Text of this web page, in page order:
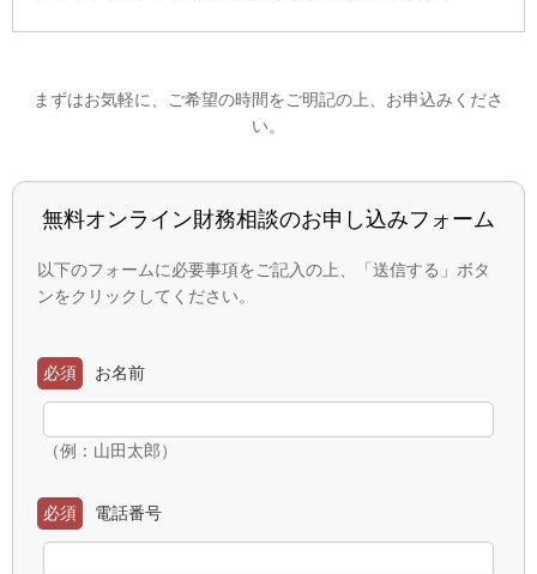
まずはお気軽に、ご希望の時間をご明記の上、お申込みくださ
い。
無料オンライン財務相談のお申し込みフォーム
以下のフォームに必要事項をご記入の上、「送信する」ボタ
ンをクリックしてください。
お名前
必須
（例：山田太郎）
電話番号
必須